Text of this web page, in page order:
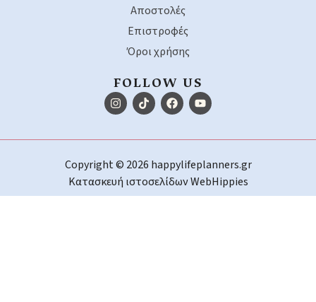
Αποστολές
Επιστροφές
Όροι χρήσης
FOLLOW US
Copyright © 2026 happylifeplanners.gr
Κατασκευή ιστοσελίδωνWebHippies